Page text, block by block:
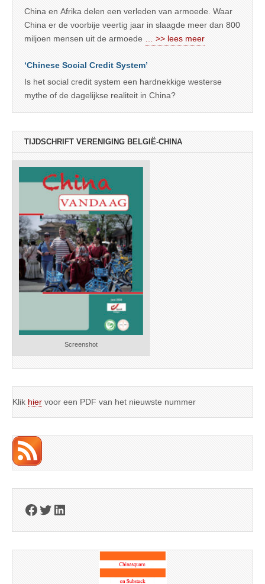
China en Afrika delen een verleden van armoede. Waar
China er de voorbije veertig jaar in slaagde meer dan 800
miljoen mensen uit de armoede
… >> lees meer
‘Chinese Social Credit System’
Is het social credit system een hardnekkige westerse
mythe of de dagelijkse realiteit in China?
TIJDSCHRIFT VERENIGING BELGIË-CHINA
Screenshot
Klik hier voor een PDF van het nieuwste nummer
Facebook
Twitter
LinkedIn